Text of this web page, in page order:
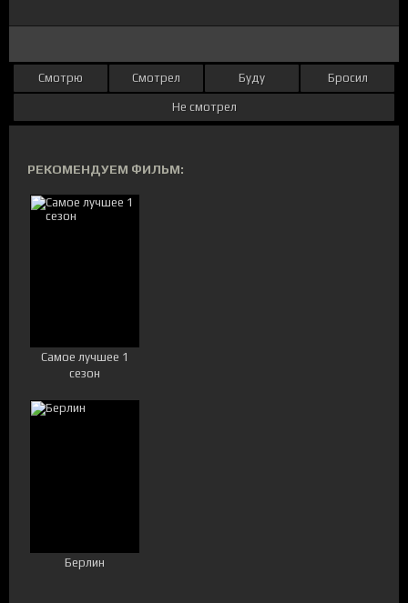
Смотрю Смотрел Буду Бросил
Не смотрел
РЕКОМЕНДУЕМ ФИЛЬМ:
Самое лучшее 1
сезон
Берлин